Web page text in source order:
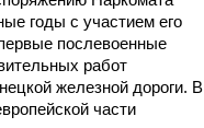
годы с участием его
послевоенные
работ
железной дороги. В
части